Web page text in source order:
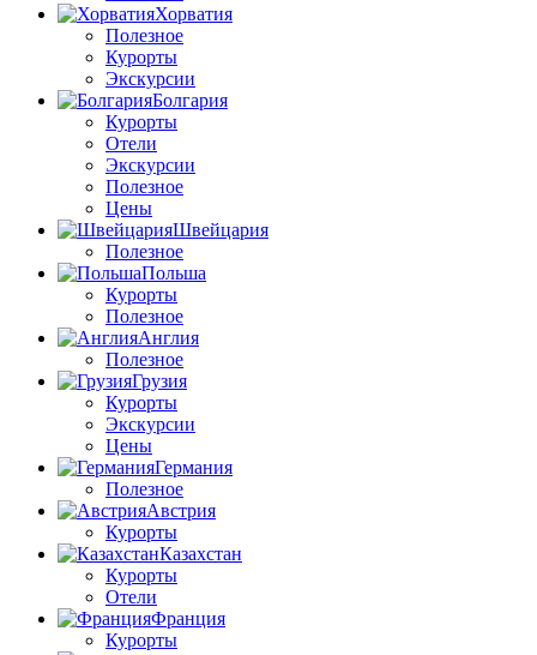
Хорватия
Полезное
Курорты
Экскурсии
Болгария
Курорты
Отели
Экскурсии
Полезное
Цены
Швейцария
Полезное
Польша
Курорты
Полезное
Англия
Полезное
Грузия
Курорты
Экскурсии
Цены
Германия
Полезное
Австрия
Курорты
Казахстан
Курорты
Отели
Франция
Курорты